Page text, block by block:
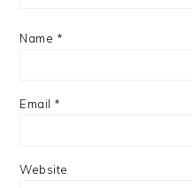
Name *
Email *
Website